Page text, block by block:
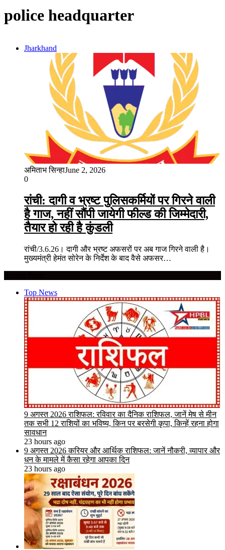
police headquarter
Jharkhand
अमिताभ सिन्हाJune 2, 2026
0
रांची: दागी व भ्रष्ट पुलिसकर्मियों पर गिरने वाली
है गाज, नहीं सौंपी जायेगी फील्ड की जिम्मेदारी,
तैयार हो रही है कुंडली
रांची/3.6.26। दागी और भ्रष्ट अफसरों पर अब गाज गिरने वाली है।
मुख्यमंत्री हेमंत सोरेन के निर्देश के बाद वैसे अफसर…
Top News
9 अगस्त 2026 राशिफल: रविवार का दैनिक राशिफल, जानें मेष से मीन
तक सभी 12 राशियों का भविष्य, किन पर बरसेगी कृपा, किन्हें रहना होगा
सावधान
23 hours ago
9 अगस्त 2026 करियर और आर्थिक राशिफल: जानें नौकरी, व्यापार और
धन के मामले में कैसा रहेगा आपका दिन
23 hours ago